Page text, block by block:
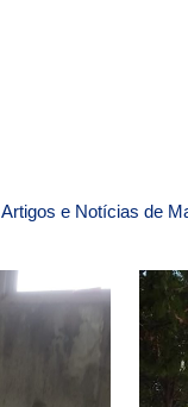
Artigos e Notícias de